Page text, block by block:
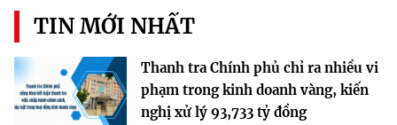
TIN MỚI NHẤT
Thanh tra Chính phủ chỉ ra nhiều vi
phạm trong kinh doanh vàng, kiến
nghị xử lý 93,733 tỷ đồng